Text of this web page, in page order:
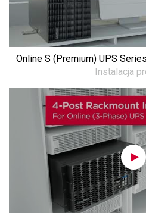
Online S (Premium) UPS
Instalacja